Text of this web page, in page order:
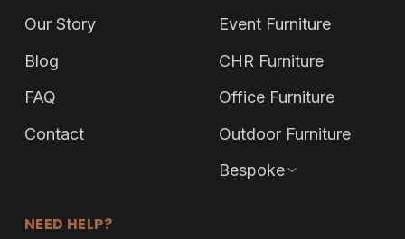
Our Story
Blog
FAQ
Contact
Event Furniture
CHR Furniture
Office Furniture
Outdoor Furniture
Bespoke
NEED HELP?